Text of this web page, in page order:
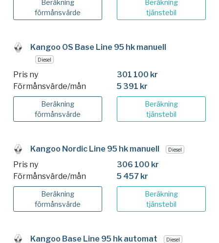
Beräkning
förmånsvärde
Beräkning
tjänstebil
Kangoo OS Base Line 95 hk manuell
Diesel
Pris ny
301 100 kr
Förmånsvärde/mån
5 391 kr
Beräkning
förmånsvärde
Beräkning
tjänstebil
Kangoo Nordic Line 95 hk manuell Diesel
Pris ny
306 100 kr
Förmånsvärde/mån
5 457 kr
Beräkning
förmånsvärde
Beräkning
tjänstebil
Kangoo Base Line 95 hk automat Diesel